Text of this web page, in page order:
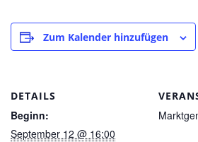
Zum Kalender hinzufügen
DETAILS
Beginn:
September 12 @ 16:00